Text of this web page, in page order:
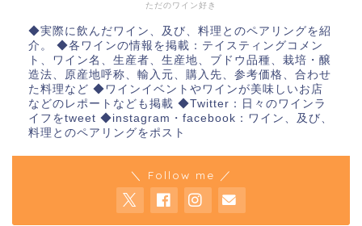
ただのワイン好き
◆実際に飲んだワイン、及び、料理とのペアリングを紹
介。 ◆各ワインの情報を掲載：テイスティングコメン
ト、ワイン名、生産者、生産地、ブドウ品種、栽培・醸
造法、原産地呼称、輸入元、購入先、参考価格、合わせ
た料理など ◆ワインイベントやワインが美味しいお店
などのレポートなども掲載 ◆Twitter：日々のワインラ
イフをtweet ◆instagram・facebook：ワイン、及び、
料理とのペアリングをポスト
＼ Follow me ／